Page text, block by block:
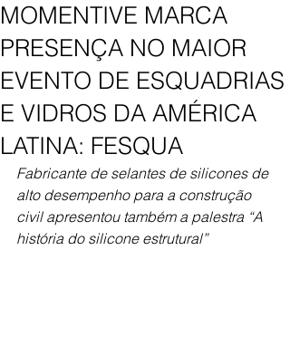
MOMENTIVE MARCA
PRESENÇA NO MAIOR
EVENTO DE ESQUADRIAS
E VIDROS DA AMÉRICA
LATINA: FESQUA
Fabricante de selantes de silicones de
alto desempenho para a construção
civil apresentou também a palestra “A
história do silicone estrutural”